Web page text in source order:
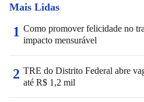
Mais Lidas
1 Como promover felicidade no
impacto mensurável
2 TRE do Distrito Federal abre
até R$ 1,2 mil